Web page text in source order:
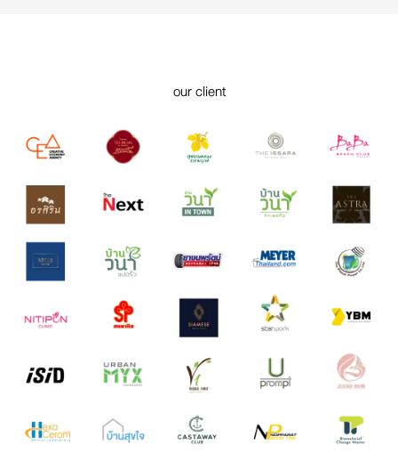
our client